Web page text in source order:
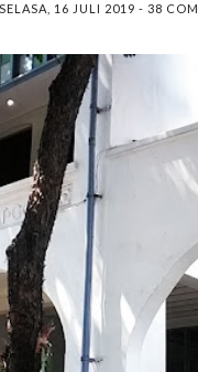
SELASA, 16 JULI 2019 - 38